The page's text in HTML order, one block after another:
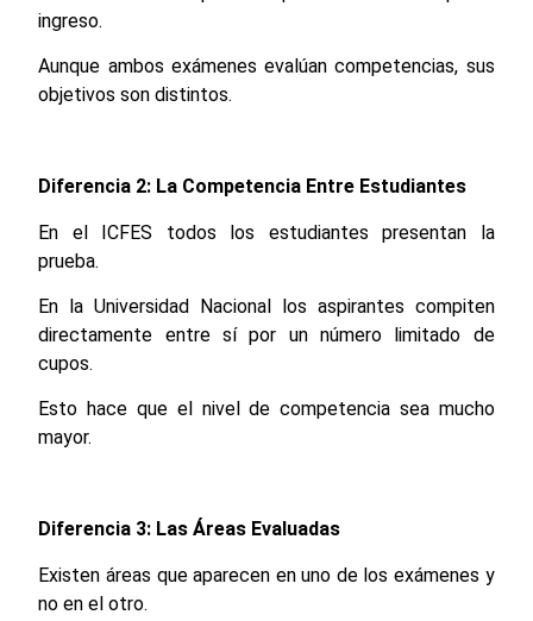
ingreso.
Aunque ambos exámenes evalúan competencias, sus
objetivos son distintos.
Diferencia 2: La Competencia Entre Estudiantes
En el ICFES todos los estudiantes presentan la
prueba.
En la Universidad Nacional los aspirantes compiten
directamente entre sí por un número limitado de
cupos.
Esto hace que el nivel de competencia sea mucho
mayor.
Diferencia 3: Las Áreas Evaluadas
Existen áreas que aparecen en uno de los exámenes y
no en el otro.